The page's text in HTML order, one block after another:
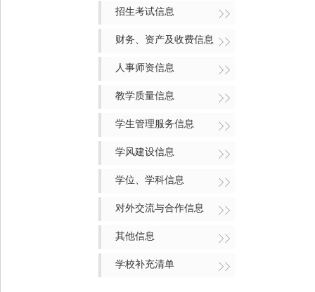
招生考试信息
财务、资产及收费信息
人事师资信息
教学质量信息
学生管理服务信息
学风建设信息
学位、学科信息
对外交流与合作信息
其他信息
学校补充清单